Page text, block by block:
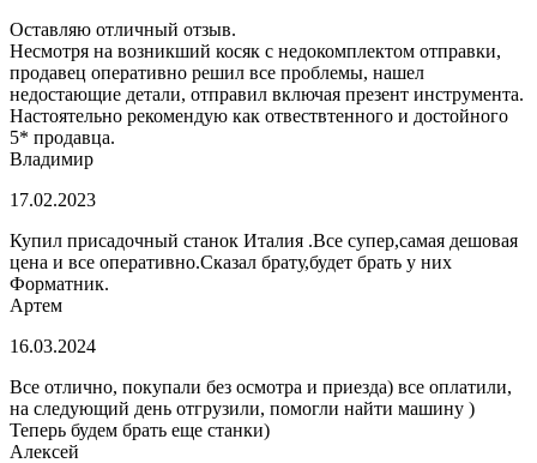
Оставляю отличный отзыв.
Несмотря на возникший косяк с недокомплектом отправки,
продавец оперативно решил все проблемы, нашел
недостающие детали, отправил включая презент инструмента.
Настоятельно рекомендую как отвествтенного и достойного
5* продавца.
Владимир
17.02.2023
Купил присадочный станок Италия .Все супер,самая дешовая
цена и все оперативно.Сказал брату,будет брать у них
Форматник.
Артем
16.03.2024
Все отлично, покупали без осмотра и приезда) все оплатили,
на следующий день отгрузили, помогли найти машину )
Теперь будем брать еще станки)
Алексей